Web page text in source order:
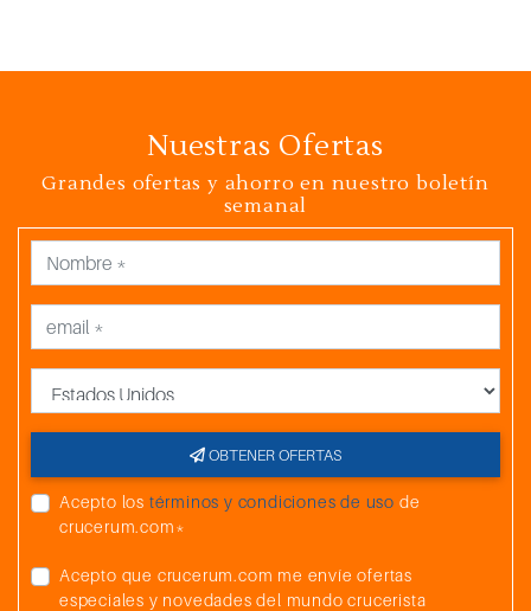
Nuestras Ofertas
Grandes ofertas y ahorro en nuestro boletín
semanal
OBTENER OFERTAS
Acepto los términos y condiciones de uso de
crucerum.com*
Acepto que crucerum.com me envíe ofertas
especiales y novedades del mundo crucerista